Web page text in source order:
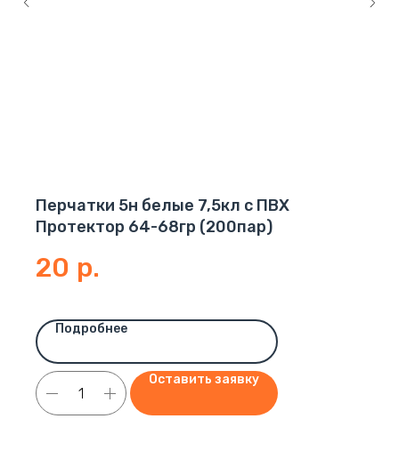
Перчатки 5н белые 7,5кл с ПВХ
Протектор 64-68гр (200пар)
20 р.
Подробнее
Оставить заявку